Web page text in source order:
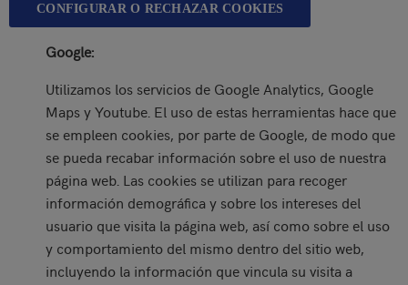
CONFIGURAR O RECHAZAR COOKIES
Google:
Utilizamos los servicios de Google Analytics, Google
Maps y Youtube. El uso de estas herramientas hace que
se empleen cookies, por parte de Google, de modo que
se pueda recabar información sobre el uso de nuestra
página web. Las cookies se utilizan para recoger
información demográfica y sobre los intereses del
usuario que visita la página web, así como sobre el uso
y comportamiento del mismo dentro del sitio web,
incluyendo la información que vincula su visita a